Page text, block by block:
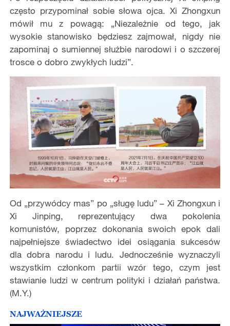
często przypominał sobie słowa ojca. Xi Zhongxun
mówił mu z powagą: „Niezależnie od tego, jak
wysokie stanowisko będziesz zajmował, nigdy nie
zapominaj o sumiennej służbie narodowi i o szczerej
trosce o dobro zwykłych ludzi”.
Od „przywódcy mas” po „sługę ludu” – Xi Zhongxun i
Xi Jinping, reprezentujący dwa pokolenia
komunistów, poprzez dokonania swoich epok dali
najpełniejsze świadectwo idei osiągania sukcesów
dla dobra narodu i ludu. Jednocześnie wyznaczyli
wszystkim członkom partii wzór tego, czym jest
stawianie ludzi w centrum polityki i działań państwa.
(M.Y.)
NAJWAŻNIEJSZE